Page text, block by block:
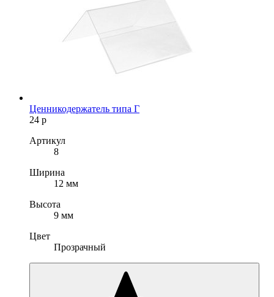
Ценникодержатель типа Г
24 р
Артикул
8
Ширина
12 мм
Высота
9 мм
Цвет
Прозрачный